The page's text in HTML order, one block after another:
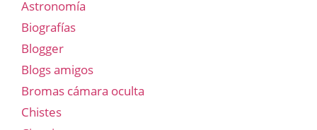
Astronomía
Biografías
Blogger
Blogs amigos
Bromas cámara oculta
Chistes